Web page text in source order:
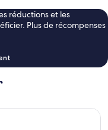
réductions et les
Plus de récompenses